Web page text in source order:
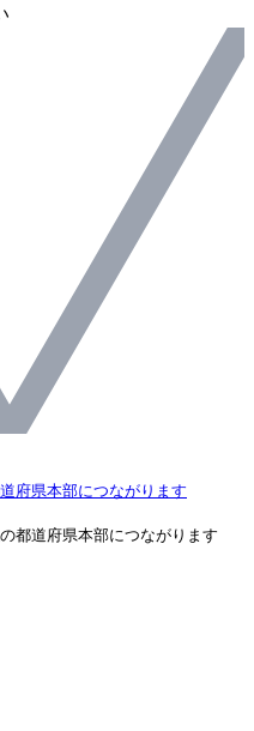
府県本部につながります
都道府県本部につながります